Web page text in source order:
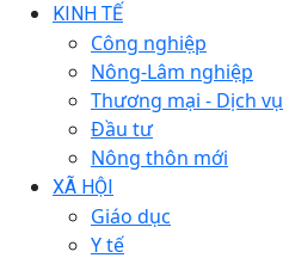
KINH TẾ
Công nghiệp
Nông-Lâm nghiệp
Thương mại - Dịch vụ
Đầu tư
Nông thôn mới
XÃ HỘI
Giáo dục
Y tế